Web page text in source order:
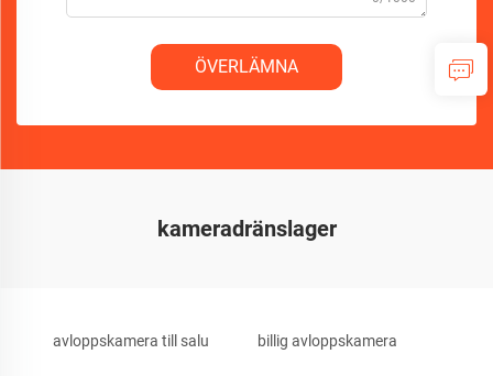
ÖVERLÄMNA
kameradränslager
avloppskamera till salu billig avloppskamera